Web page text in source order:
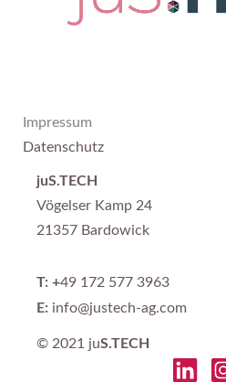
Impressum
Datenschutz
juS.TECH
Vögelser Kamp 24
21357 Bardowick
T: +49 172 577 3963
E: info@justech-ag.com
© 2021 juS.TECH